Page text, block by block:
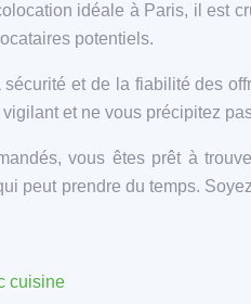
idéale à Paris, il est
potentiels.
et de la fiabilité des
et ne vous précipitez
vous êtes prêt à
peut prendre du temps.
cuisine